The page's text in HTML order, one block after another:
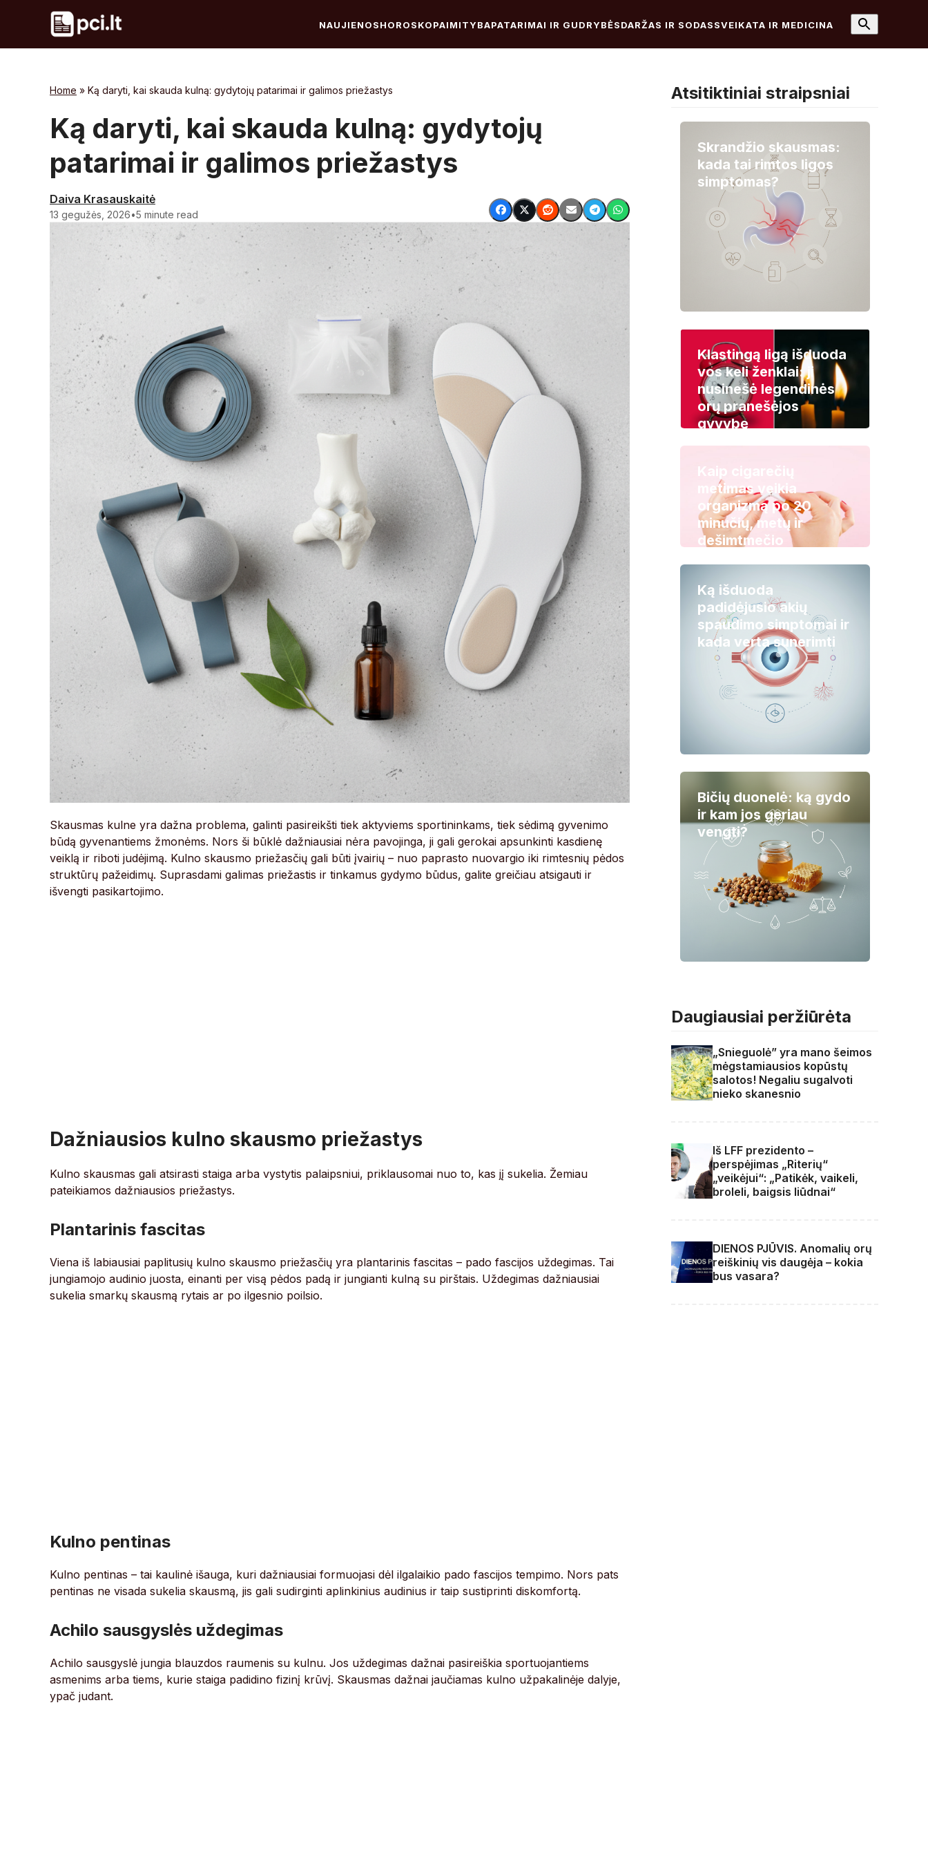
NAUJIENOSHOROSKOPAIMITYBAPATARIMAI IR GUDRYBĖSDARŽAS IR SODASSVEIKATA IR MEDICINA
Home » Ką daryti, kai skauda kulną: gydytojų patarimai ir galimos priežastys
Ką daryti, kai skauda kulną: gydytojų
patarimai ir galimos priežastys
Daiva Krasauskaitė
13 gegužės, 2026•5 minute read
Skausmas kulne yra dažna problema, galinti pasireikšti tiek aktyviems sportininkams, tiek sėdimą gyvenimo
būdą gyvenantiems žmonėms. Nors ši būklė dažniausiai nėra pavojinga, ji gali gerokai apsunkinti kasdienę
veiklą ir riboti judėjimą. Kulno skausmo priežasčių gali būti įvairių – nuo paprasto nuovargio iki rimtesnių pėdos
struktūrų pažeidimų. Suprasdami galimas priežastis ir tinkamus gydymo būdus, galite greičiau atsigauti ir
išvengti pasikartojimo.
Dažniausios kulno skausmo priežastys
Kulno skausmas gali atsirasti staiga arba vystytis palaipsniui, priklausomai nuo to, kas jį sukelia. Žemiau
pateikiamos dažniausios priežastys.
Plantarinis fascitas
Viena iš labiausiai paplitusių kulno skausmo priežasčių yra plantarinis fascitas – pado fascijos uždegimas. Tai
jungiamojo audinio juosta, einanti per visą pėdos padą ir jungianti kulną su pirštais. Uždegimas dažniausiai
sukelia smarkų skausmą rytais ar po ilgesnio poilsio.
Kulno pentinas
Kulno pentinas – tai kaulinė išauga, kuri dažniausiai formuojasi dėl ilgalaikio pado fascijos tempimo. Nors pats
pentinas ne visada sukelia skausmą, jis gali sudirginti aplinkinius audinius ir taip sustiprinti diskomfortą.
Achilo sausgyslės uždegimas
Achilo sausgyslė jungia blauzdos raumenis su kulnu. Jos uždegimas dažnai pasireiškia sportuojantiems
asmenims arba tiems, kurie staiga padidino fizinį krūvį. Skausmas dažnai jaučiamas kulno užpakalinėje dalyje,
ypač judant.
Atsitiktiniai straipsniai
Skrandžio skausmas:
kada tai rimtos ligos
simptomas?
Klastingą ligą išduoda
vos keli ženklai: ji
nusinešė legendinės
orų pranešėjos
gyvybę
Kaip cigarečių
metimas veikia
organizmą po 20
minučių, metų ir
dešimtmečio
Ką išduoda
padidėjusio akių
spaudimo simptomai ir
kada verta sunerimti
Bičių duonelė: ką gydo
ir kam jos geriau
vengti?
Daugiausiai peržiūrėta
„Snieguolė” yra mano šeimos
mėgstamiausios kopūstų
salotos! Negaliu sugalvoti
nieko skanesnio
Iš LFF prezidento –
perspėjimas „Riterių“
„veikėjui“: „Patikėk, vaikeli,
broleli, baigsis liūdnai“
DIENOS PJŪVIS. Anomalių orų
reiškinių vis daugėja – kokia
bus vasara?